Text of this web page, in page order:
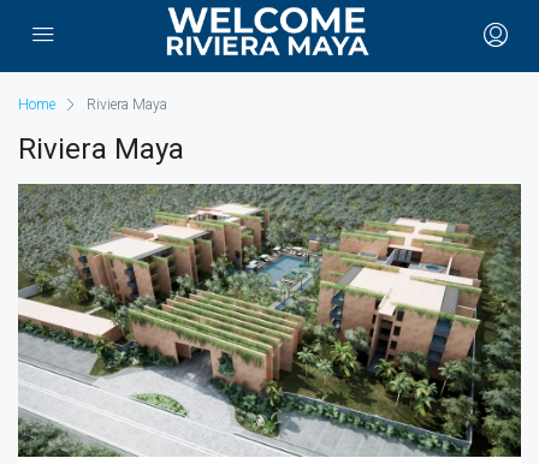
Home Riviera Maya
Riviera Maya